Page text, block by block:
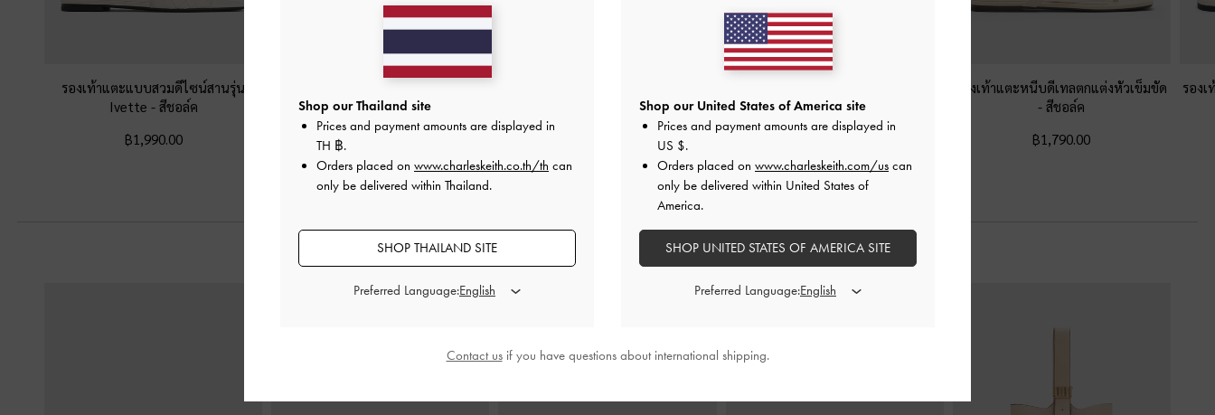
รองเท้าแตะแบบสวมดีไซน์สานรุ่น
Ivette - สีชอล์ค
฿1,990.00
Kaleen-สีชอล์ค
฿1,990.00
หัวเข็มขัดตกแต่งแบบเย็บขอบ
฿2,190.00
รองเท้าแตะหนีบดีเทลตกแต่งหัวเข็มขัด
-สีชอล์ค
฿1,790.00
รอง
สไตล์ลุคด้วย
Shop our Thailand site
Prices and payment amounts are displayed in
TH ฿.
Orders placed on www.charleskeith.co.th/th can
only be delivered within Thailand.
SHOP THAILAND SITE
Preferred Language:
Shop our United States of America site
Prices and payment amounts are displayed in
US $.
Orders placed on www.charleskeith.com/us can
only be delivered within United States of
America.
SHOP UNITED STATES OF AMERICA SITE
Preferred Language:
Contact usif you have questions about international shipping.